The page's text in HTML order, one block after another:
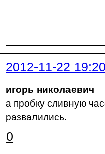
2012-11-22
игорь николаевич
а пробку сливную
развалились.
0